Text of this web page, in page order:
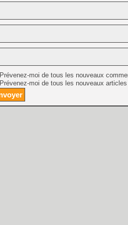
Prévenez-moi de tous les nouveaux
Prévenez-moi de tous les nouveaux